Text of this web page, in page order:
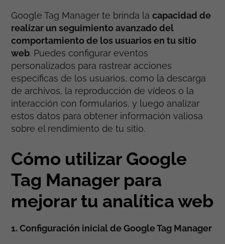
Google Tag Manager te brinda lacapacidad de
realizar un seguimiento avanzado del
comportamiento de los usuarios en tu sitio
web. Puedes configurar eventos
personalizados para rastrear acciones
específicas de los usuarios, como la descarga
de archivos, la reproducción de vídeos o la
interacción con formularios, y luego analizar
estos datos para obtener información valiosa
sobre el rendimiento de tu sitio.
Cómo utilizar Google
Tag Manager para
mejorar tu analítica web
1. Configuración inicial de Google Tag Manager